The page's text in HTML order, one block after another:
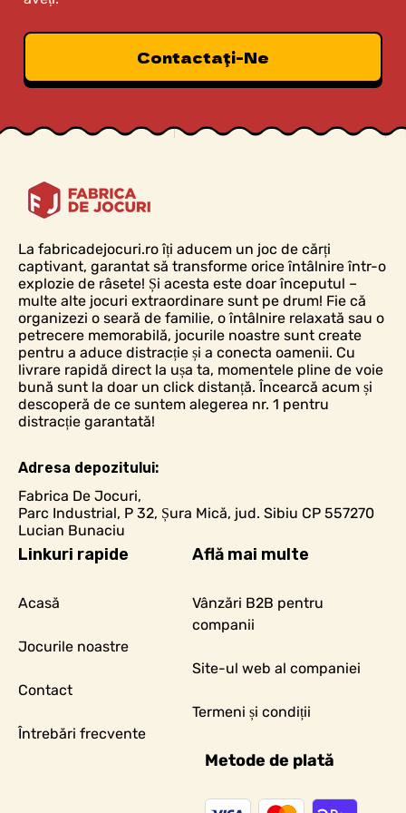
Contactaţi-Ne
La fabricadejocuri.ro îți aducem un joc de cărți
captivant, garantat să transforme orice întâlnire într-o
explozie de râsete! Și acesta este doar începutul –
multe alte jocuri extraordinare sunt pe drum! Fie că
organizezi o seară de familie, o întâlnire relaxată sau o
petrecere memorabilă, jocurile noastre sunt create
pentru a aduce distracție și a conecta oamenii. Cu
livrare rapidă direct la ușa ta, momentele pline de voie
bună sunt la doar un click distanță. Încearcă acum și
descoperă de ce suntem alegerea nr. 1 pentru
distracție garantată!
Adresa depozitului:
Fabrica De Jocuri,
Parc Industrial, P 32, Șura Mică, jud. Sibiu CP 557270
Lucian Bunaciu
Linkuri rapide
Acasă
Jocurile noastre
Contact
Întrebări frecvente
Află mai multe
Vânzări B2B pentru
companii
Site-ul web al companiei
Termeni și condiții
Metode de plată